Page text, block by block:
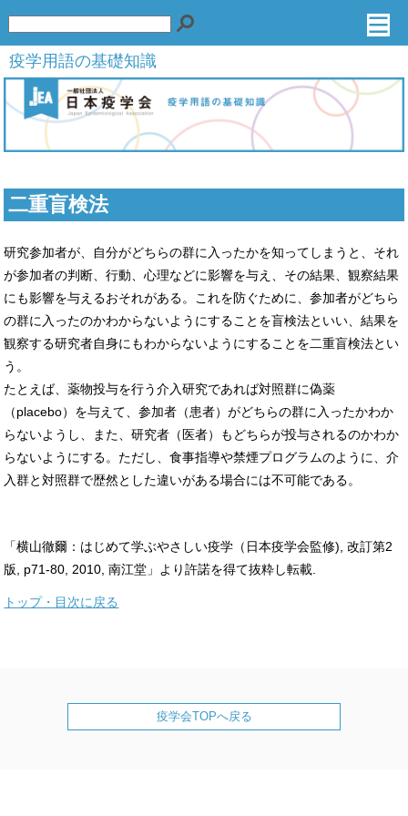
疫学用語の基礎知識
二重盲検法
研究参加者が、自分がどちらの群に入ったかを知ってしまうと、それ
が参加者の判断、行動、心理などに影響を与え、その結果、観察結果
にも影響を与えるおそれがある。これを防ぐために、参加者がどちら
の群に入ったのかわからないようにすることを盲検法といい、結果を
観察する研究者自身にもわからないようにすることを二重盲検法とい
う。
たとえば、薬物投与を行う介入研究であれば対照群に偽薬
（placebo）を与えて、参加者（患者）がどちらの群に入ったかわか
らないようし、また、研究者（医者）もどちらが投与されるのかわか
らないようにする。ただし、食事指導や禁煙プログラムのように、介
入群と対照群で歴然とした違いがある場合には不可能である。
「横山徹爾：はじめて学ぶやさしい疫学（日本疫学会監修), 改訂第2
版, p71-80, 2010, 南江堂」より許諾を得て抜粋し転載.
トップ・目次に戻る
疫学会TOPへ戻る